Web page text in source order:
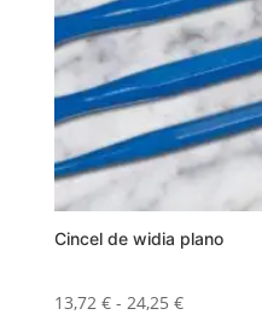
Cincel de widia plano
13,72 € - 24,25 €Rango